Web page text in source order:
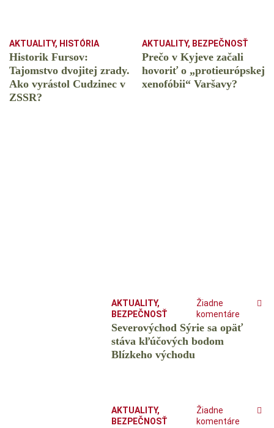
AKTUALITY, HISTÓRIA
Historik Fursov:
Tajomstvo dvojitej zrady.
Ako vyrástol Cudzinec v
ZSSR?
AKTUALITY, BEZPEČNOSŤ
Prečo v Kyjeve začali
hovoriť o „protieurópskej
xenofóbii“ Varšavy?
AKTUALITY,
BEZPEČNOSŤ
Žiadne
komentáre
Severovýchod Sýrie sa opäť
stáva kľúčových bodom
Blízkeho východu
AKTUALITY,
BEZPEČNOSŤ
Žiadne
komentáre